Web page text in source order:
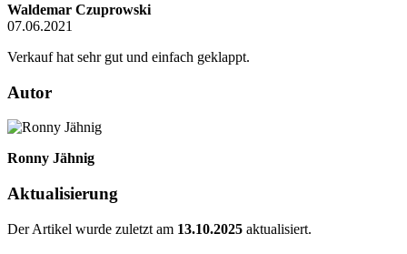
Waldemar Czuprowski
07.06.2021
Verkauf hat sehr gut und einfach geklappt.
Autor
Ronny Jähnig
Aktualisierung
Der Artikel wurde zuletzt am 13.10.2025 aktualisiert.